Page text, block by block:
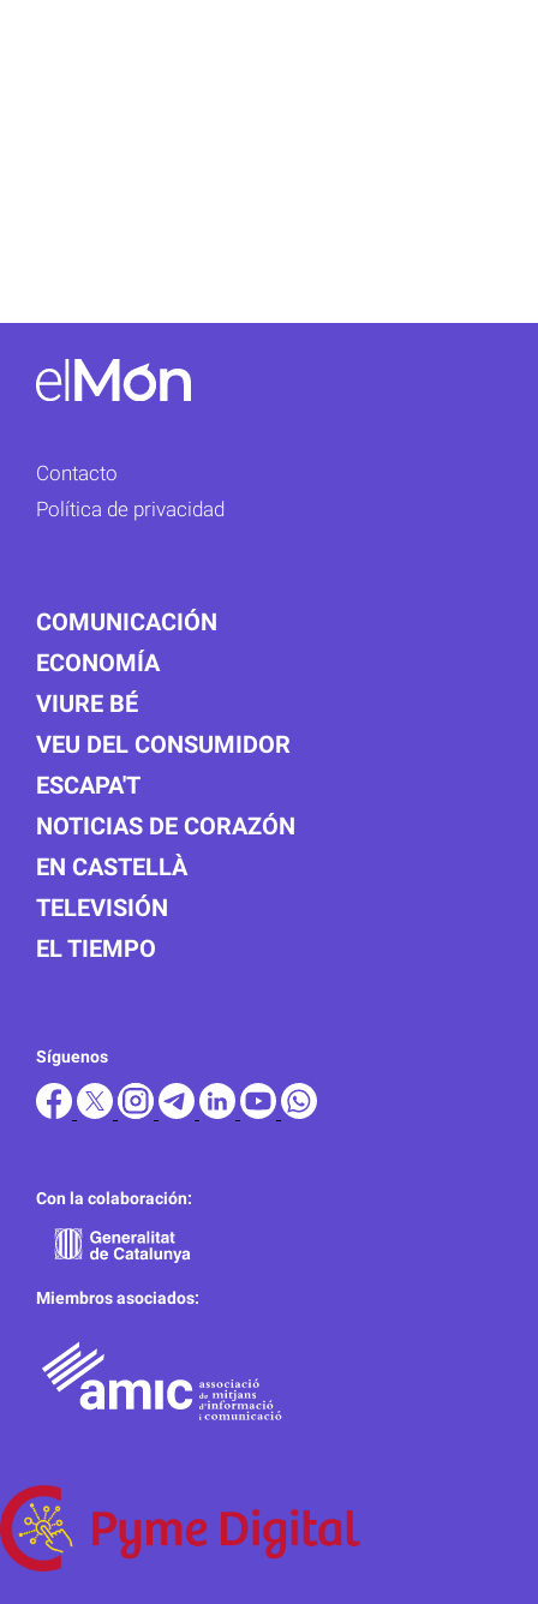
Contacto
Política de privacidad
COMUNICACIÓN
ECONOMÍA
VIURE BÉ
VEU DEL CONSUMIDOR
ESCAPA'T
NOTICIAS DE CORAZÓN
EN CASTELLÀ
TELEVISIÓN
EL TIEMPO
Síguenos
Con la colaboración:
Miembros asociados: